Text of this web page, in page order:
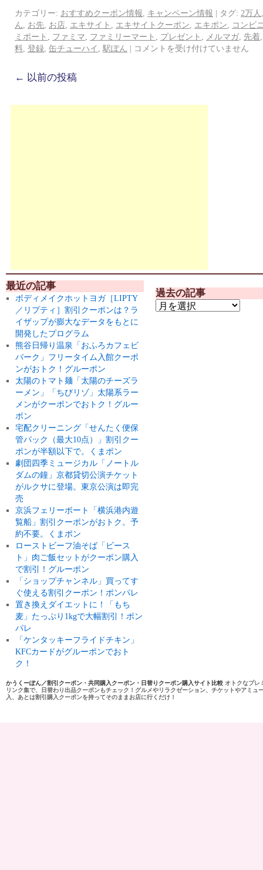
カテゴリー: おすすめクーポン情報 キャンペーン情報 | タグ: 2万人
ん
お先 お店 エキサイト エキサイトクーポン エキポン
コンビ
ミポート
ファミマ ファミリーマート プレゼント メルマガ 先着
料 登録 缶チューハイ 駅ぽん | コメントを受け付けていません
← 以前の投稿
最近の記事
ボディメイクホットヨガ［LIPTY
／リプティ］割引クーポンは？ラ
イザップが膨大なデータをもとに
開発したプログラム
熊谷日帰り温泉「おふろカフェビ
バーク」フリータイム入館クーポ
ンがおトク！グルーポン
太陽のトマト麺「太陽のチーズラ
ーメン」「ちびリゾ」太陽系ラー
メンがクーポンでおトク！グルー
ポン
宅配クリーニング「せんたく便保
管パック（最大10点）」割引クー
ポンが半額以下で。くまポン
劇団四季ミュージカル「ノートル
ダムの鐘」京都貸切公演チケット
がルクサに登場。東京公演は即完
売
京浜フェリーボート「横浜港内遊
覧船」割引クーポンがおトク。予
約不要。くまポン
ローストビーフ油そば「ビース
ト」肉ご飯セットがクーポン購入
で割引！グルーポン
「ショップチャンネル」買ってす
ぐ使える割引クーポン！ポンパレ
置き換えダイエットに！「もち
麦」たっぷり1kgで大幅割引！ポン
パレ
「ケンタッキーフライドチキン」
KFCカードがグルーポンでおト
ク！
過去の記事
かうくーぽん／割引クーポン・共同購入クーポン・日替りクーポン購入サイト比較 オトクなプレ
リンク集で、日替わり出品クーポンもチェック！グルメやリラクゼーション、チケットやアミ
入、あとは割引購入クーポンを持ってそのままお店に行くだけ！